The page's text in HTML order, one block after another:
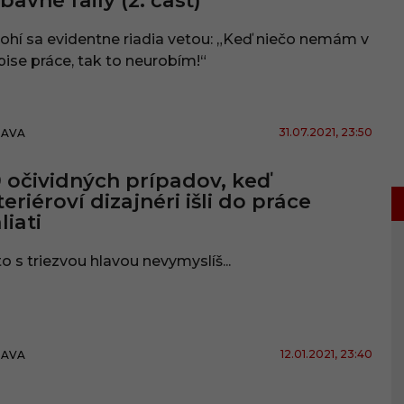
sa evidentne riadia vetou: „Keď niečo nemám v
práce, tak to neurobím!“
31.07.2021, 23:50
očividných prípadov, keď
dizajnéri išli do práce
s triezvou hlavou nevymyslíš...
12.01.2021, 23:40